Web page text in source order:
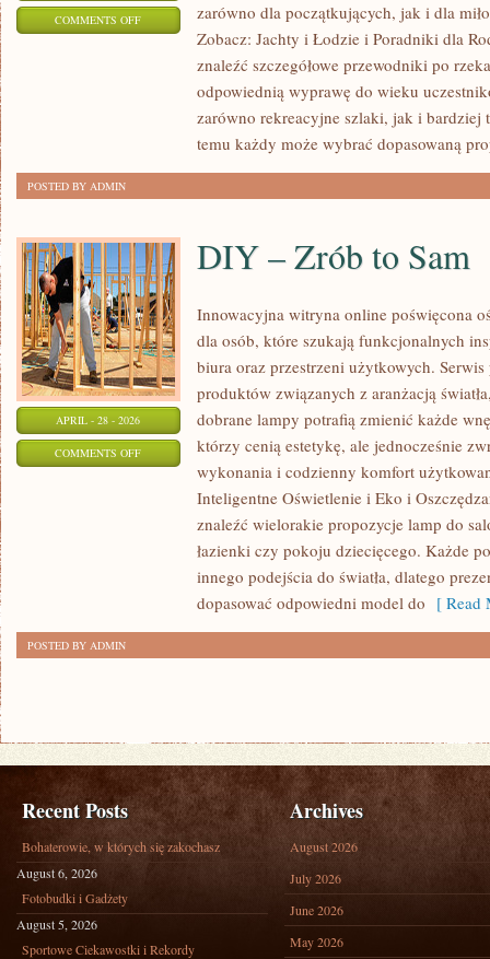
COMMENTS OFFON
BEZPIECZEŃSTWO
zarówno dla początkujących, jak i dla
Zobacz: Jachty i Łodzie i Poradniki dla
znaleźć szczegółowe przewodniki po
odpowiednią wyprawę do wieku
zarówno rekreacyjne szlaki, jak i
temu każdy może wybrać dopasowaną
POSTED BY ADMIN
APRIL - 28 - 2026
COMMENTS OFFON
DIY – Zrób to Sam
Innowacyjna witryna online poświęcona
dla osób, które szukają funkcjonalnych
biura oraz przestrzeni użytkowych.
produktów związanych z aranżacją
dobrane lampy potrafią zmienić każde
którzy cenią estetykę, ale jednocześnie
wykonania i codzienny komfort
Inteligentne Oświetlenie i Eko i
znaleźć wielorakie propozycje lamp do
łazienki czy pokoju dziecięcego. Każde
innego podejścia do światła, dlatego
dopasować odpowiedni model do [ Read
POSTED BY ADMIN
Recent Posts
Bohaterowie, w których się zakochasz
August 6, 2026
Fotobudki i Gadżety
August 5, 2026
Sportowe Ciekawostki i Rekordy
Archives
August 2026
July 2026
June 2026
May 2026